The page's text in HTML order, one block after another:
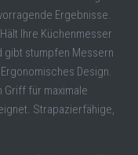
Ergebnisse.
Ihre Küchenmesser
gibt stumpfen Messern
Design.
für maximale
Strapazierfähige,